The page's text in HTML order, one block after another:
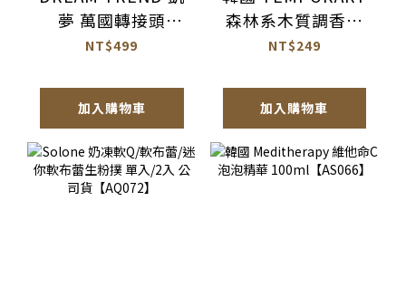
夢 萬國轉接頭
【BH017】
NT$499
加入購物車
森林系木質調香氛
潤髮乳
NT$249
加入購物車